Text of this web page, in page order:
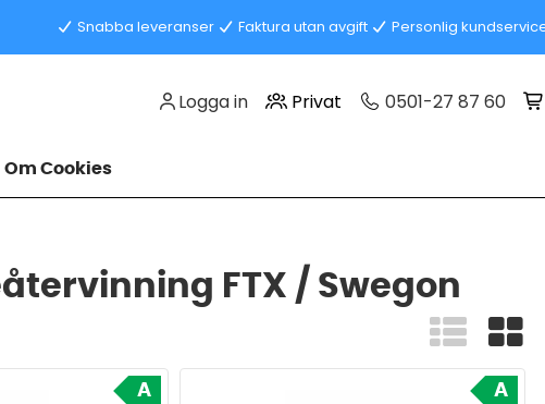
Snabba leveranser Faktura utan avgift Personlig
0501-27 87 60
Privat
Logga in
Om Cookies
FTX / Swegon
A A